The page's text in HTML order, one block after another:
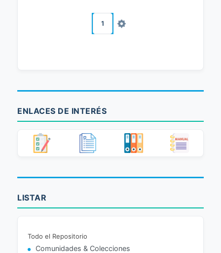
1
ENLACES DE INTERÉS
LISTAR
Todo el Repositorio
Comunidades & Colecciones